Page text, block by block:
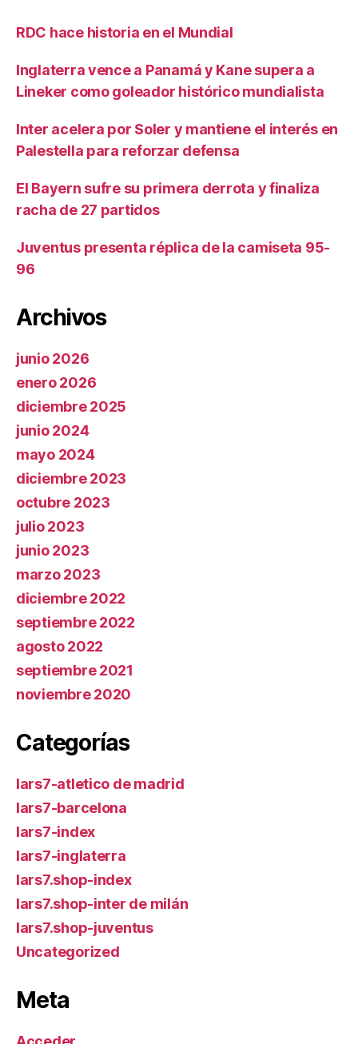
RDC hace historia en el Mundial
Inglaterra vence a Panamá y Kane supera a
Lineker como goleador histórico mundialista
Inter acelera por Soler y mantiene el interés en
Palestella para reforzar defensa
El Bayern sufre su primera derrota y finaliza
racha de 27 partidos
Juventus presenta réplica de la camiseta 95-
96
Archivos
junio 2026
enero 2026
diciembre 2025
junio 2024
mayo 2024
diciembre 2023
octubre 2023
julio 2023
junio 2023
marzo 2023
diciembre 2022
septiembre 2022
agosto 2022
septiembre 2021
noviembre 2020
Categorías
lars7-atletico de madrid
lars7-barcelona
lars7-index
lars7-inglaterra
lars7.shop-index
lars7.shop-inter de milán
lars7.shop-juventus
Uncategorized
Meta